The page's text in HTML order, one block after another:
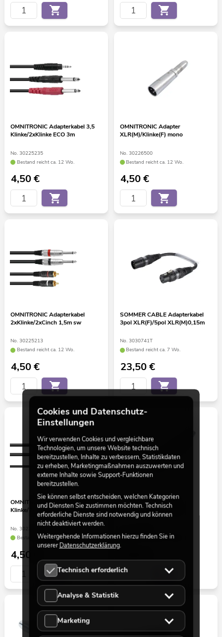
OMNITRONIC Adapterkabel 3,5
Klinke/2xKlinke ECO 3m
No. 30225235
Bestand reicht ca. 12 Wo.
4,50€
OMNITRONIC Adapter
XLR(M)/Klinke(F) mono
No. 30226500
Bestand reicht ca. 12 Wo.
4,50€
OMNITRONIC Adapterkabel
2xKlinke/2xCinch 1,5m sw
No. 30225213
Bestand reicht ca. 12 Wo.
4,50€
SOMMER CABLE Adapterkabel
3pol XLR(F)/5pol XLR(M)0,15m
No. 3030741T
Bestand reicht ca. 7 Wo.
23,50€
OMNITRONIC Adapterkabel 3,5
Klinke/2xCinch 0,5m sw
No. 3022514X
Bestand reicht ca. 12 Wo.
4,50
OMNITRONIC Adapter
XLR(F)/Klinke(F) mono
Bestand reicht ca. 12 Wo.
Cookies und Datenschutz-
Einstellungen
Wir verwenden Cookies und vergleichbare
Technologien, um unsere Website technisch
bereitzustellen, Inhalte zu verbessern, Statistikdaten
zu erheben, Marketingmaßnahmen auszuwerten und
externe Inhalte sowie Support-Funktionen
bereitzustellen.
Sie können selbst entscheiden, welchen Kategorien
und Diensten Sie zustimmen möchten. Technisch
erforderliche Dienste sind notwendig und können
nicht deaktiviert werden.
Weitergehende Informationen hierzu finden Sie in
unsererDatenschutzerklärung.
Technisch erforderlich
Analyse & Statistik
Marketing